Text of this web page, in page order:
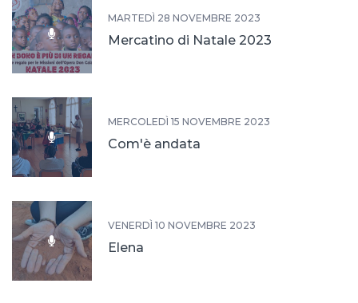
MARTEDÌ 28 NOVEMBRE 2023
Mercatino di Natale 2023
MERCOLEDÌ 15 NOVEMBRE 2023
Com'è andata
VENERDÌ 10 NOVEMBRE 2023
Elena